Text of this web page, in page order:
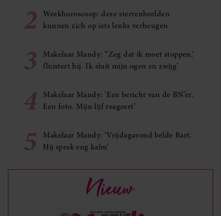
2
Weekhoroscoop: deze sterrenbeelden
kunnen zich op iets leuks verheugen
3
Makelaar Mandy: ‘‘Zeg dat ik moet stoppen,’
fluistert hij. Ik sluit mijn ogen en zwijg’
4
Makelaar Mandy: ‘Een bericht van de BN’er.
Een foto. Mijn lijf reageert’
5
Makelaar Mandy: ‘Vrijdagavond belde Bart.
Hij sprak eng kalm’
Nieuw